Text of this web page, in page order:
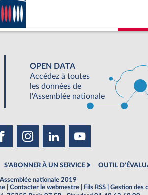
OPEN DATA
Accédez à toutes
les données de
l'Assemblée nationale
S'ABONNER À UN SERVICE OUTIL
nationale 2019
Contacter le webmestre Fils RSS
Gestion des